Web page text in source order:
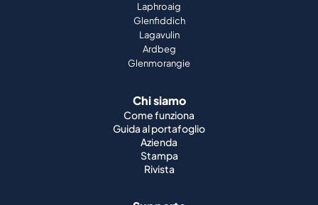
Laphroaig
Glenfiddich
Lagavulin
Ardbeg
Glenmorangie
Chi siamo
Come funziona
Guida al portafoglio
Azienda
Stampa
Rivista